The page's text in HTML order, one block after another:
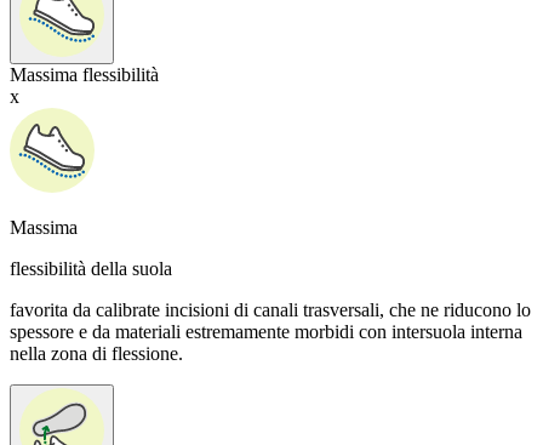
Massima flessibilità
x
Massima
flessibilità della suola
favorita da calibrate incisioni di canali trasversali, che ne riducono lo
spessore e da materiali estremamente morbidi con intersuola interna
nella zona di flessione.